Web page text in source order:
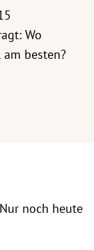
Wo
besten?
noch heute